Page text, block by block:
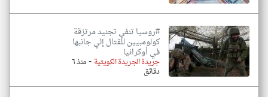
#روسيا تنفي تجنيد مرتزقة
كولومبيين للقتال إلي جانبها
في أوكرانيا
جريدة الجريدة الكويتية - منذ ٦
دقائق